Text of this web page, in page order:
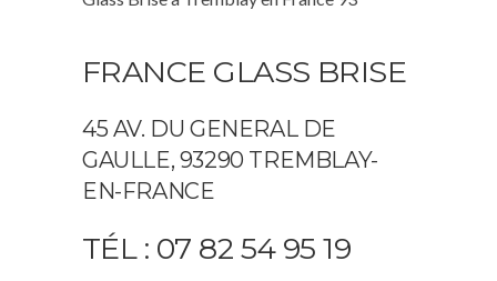
FRANCE GLASS BRISE
45 AV. DU GENERAL DE
GAULLE, 93290 TREMBLAY-
EN-FRANCE
TÉL : 07 82 54 95 19